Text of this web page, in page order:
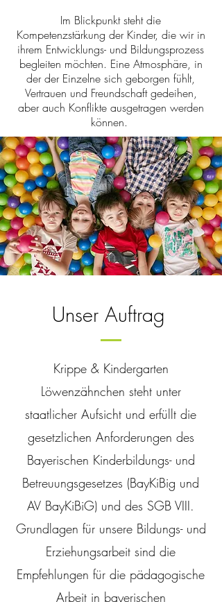
Im Blickpunkt steht die
Kompetenzstärkung der Kinder, die wir in
ihrem Entwicklungs- und Bildungsprozess
begleiten möchten. Eine Atmosphäre, in
der der Einzelne sich geborgen fühlt,
Vertrauen und Freundschaft gedeihen,
aber auch Konflikte ausgetragen werden
können.
Unser Auftrag
Krippe & Kindergarten
Löwenzähnchen steht unter
staatlicher Aufsicht und erfüllt die
gesetzlichen Anforderungen des
Bayerischen Kinderbildungs- und
Betreuungsgesetzes (BayKiBig und
AV BayKiBiG) und des SGB VIII.
Grundlagen für unsere Bildungs- und
Erziehungsarbeit sind die
Empfehlungen für die pädagogische
Arbeit in bayerischen